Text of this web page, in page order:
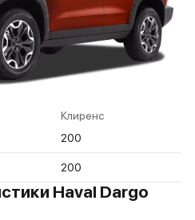
Клиренс
200
200
Haval Dargo